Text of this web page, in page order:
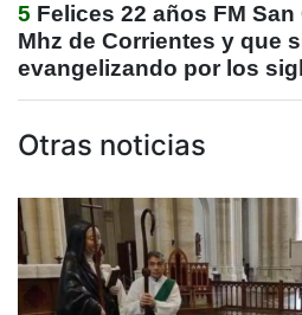
5 Felices 22 años FM San
Mhz de Corrientes y que
evangelizando por los
Otras noticias